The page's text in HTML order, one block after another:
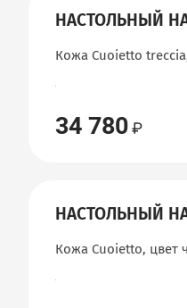
НАСТОЛЬНЫЙ
Кожа Cuoietto
34 780
НАСТОЛЬНЫЙ
Кожа Cuoietto, цвет